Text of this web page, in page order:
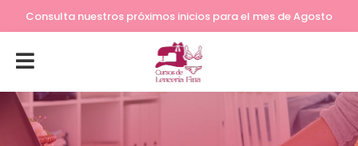
Consulta nuestros próximos inicios para el mes de Agosto